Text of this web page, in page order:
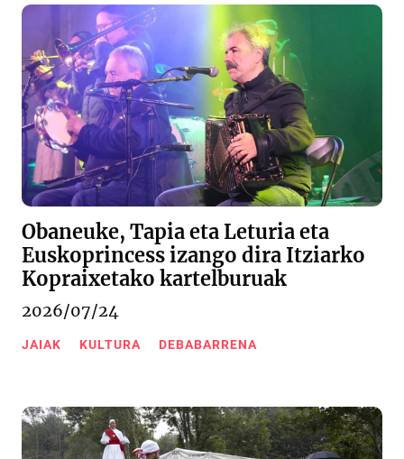
Obaneuke, Tapia eta Leturia eta
Euskoprincess izango dira Itziarko
Kopraixetako kartelburuak
2026/07/24
JAIAK KULTURA DEBABARRENA